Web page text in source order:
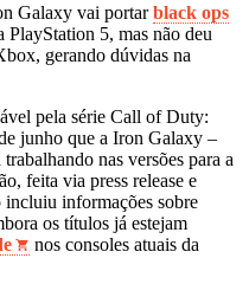
Galaxy vai portarblack ops
5, mas não deu
gerando dúvidas na
pela série Call of Duty:
junho que a Iron Galaxy –
nas versões para a
feita via press release e
incluiu informações sobre
os títulos já estejam
nos consoles atuais da